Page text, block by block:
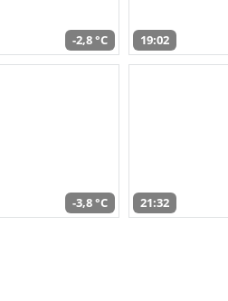
-2,8 °C 19:02
-3,8 °C 21:32